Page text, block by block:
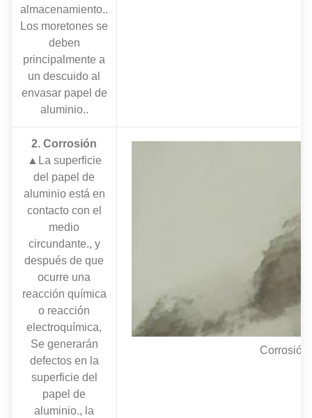
almacenamiento..
Los moretones se
deben
principalmente a
un descuido al
envasar papel de
aluminio..
2. Corrosión
▲La superficie
del papel de
aluminio está en
contacto con el
medio
circundante., y
después de que
ocurre una
reacción química
o reacción
electroquímica,
Se generarán
defectos en la
superficie del
papel de
aluminio., la
Corrosión